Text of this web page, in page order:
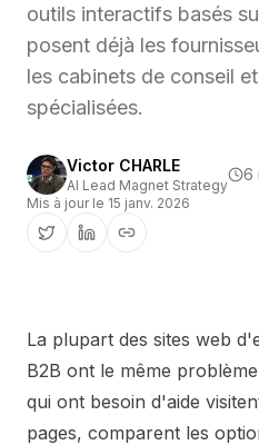
outils interactifs basés
posent déjà les
les cabinets de conseil
spécialisées.
Victor CHARLE
AI Lead Magnet Strategy
6
Mis à jour le 15 janv. 2026
La plupart des sites web
B2B ont le même
qui ont besoin d'aide
pages, comparent les